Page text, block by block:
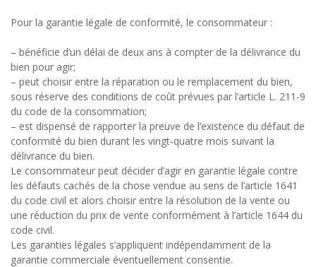
Pour la garantie légale de conformité, le consommateur :
– bénéficie d’un délai de deux ans à compter de la délivrance du
bien pour agir;
– peut choisir entre la réparation ou le remplacement du bien,
sous réserve des conditions de coût prévues par l’article L. 211-9
du code de la consommation;
– est dispensé de rapporter la preuve de l’existence du défaut de
conformité du bien durant les vingt-quatre mois suivant la
délivrance du bien.
Le consommateur peut décider d’agir en garantie légale contre
les défauts cachés de la chose vendue au sens de l’article 1641
du code civil et alors choisir entre la résolution de la vente ou
une réduction du prix de vente conformément à l’article 1644 du
code civil.
Les garanties légales s’appliquent indépendamment de la
garantie commerciale éventuellement consentie.